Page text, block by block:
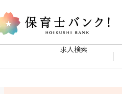
求人検索